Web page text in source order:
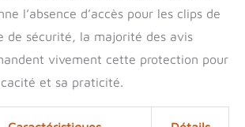
camionnettes ! Je
ne glisserai plus :
papa m'avait
acheté une autre
auto pour chien à
fond dur
auparavant, mais
l’absence d’accès pour les clips de
de sécurité, la majorité des avis
vivement cette protection pour
et sa praticité.